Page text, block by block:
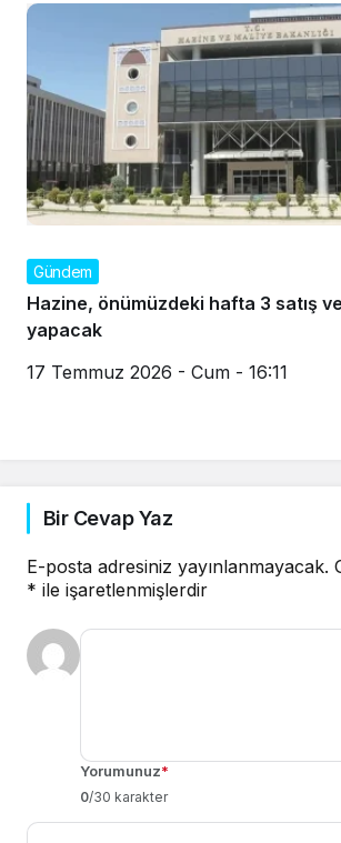
Gündem
Hazine, önümüzdeki hafta 3 satış
yapacak
17 Temmuz 2026 - Cum - 16:11
Bir Cevap Yaz
E-posta adresiniz yayınlanmayacak.
* ile işaretlenmişlerdir
Yorumunuz*
0/30 karakter